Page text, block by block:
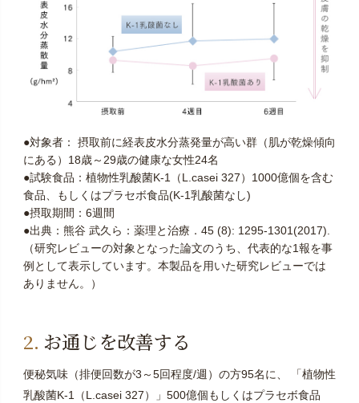
●対象者： 摂取前に経表皮水分蒸発量が高い群（肌が乾燥傾向
にある）18歳～29歳の健康な女性24名
●試験食品：植物性乳酸菌K-1（L.casei 327）1000億個を含む
食品、もしくはプラセボ食品(K-1乳酸菌なし)
●摂取期間：6週間
●出典：熊谷 武久ら：薬理と治療．45 (8): 1295-1301(2017).
（研究レビューの対象となった論文のうち、代表的な1報を事
例として表示しています。本製品を用いた研究レビューでは
ありません。）
お通じを改善する
便秘気味（排便回数が3～5回程度/週）の方95名に、 「植物性
乳酸菌K-1（L.casei 327）」500億個もしくはプラセボ食品